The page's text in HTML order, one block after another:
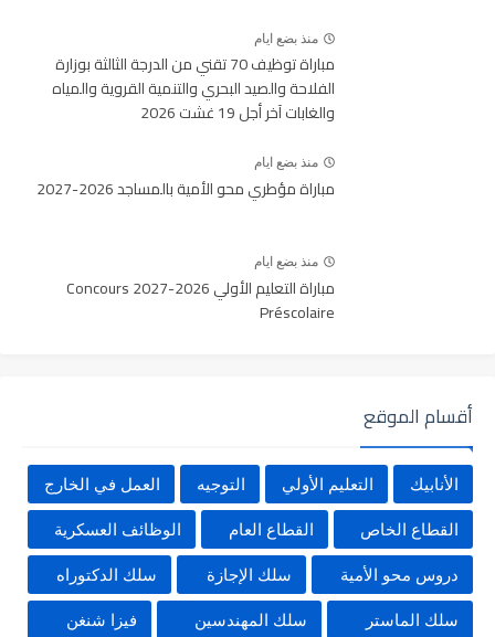
منذ بضع ايام
مباراة توظيف 70 تقني من الدرجة الثالثة بوزارة
الفلاحة والصيد البحري والتنمية القروية والمياه
والغابات آخر أجل 19 غشت 2026
منذ بضع ايام
مباراة مؤطري محو الأمية بالمساجد 2026-2027
منذ بضع ايام
مباراة التعليم الأولي 2026-2027 Concours
Préscolaire
أقسام الموقع
الأنابيك التعليم الأولي التوجيه العمل في الخارج
القطاع الخاص القطاع العام الوظائف العسكرية
دروس محو الأمية سلك الإجازة سلك الدكتوراه
سلك الماستر سلك المهندسين فيزا شنغن